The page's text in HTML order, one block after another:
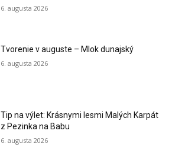
6. augusta 2026
Tvorenie v auguste – Mlok dunajský
6. augusta 2026
Tip na výlet: Krásnymi lesmi Malých Karpát
z Pezinka na Babu
6. augusta 2026